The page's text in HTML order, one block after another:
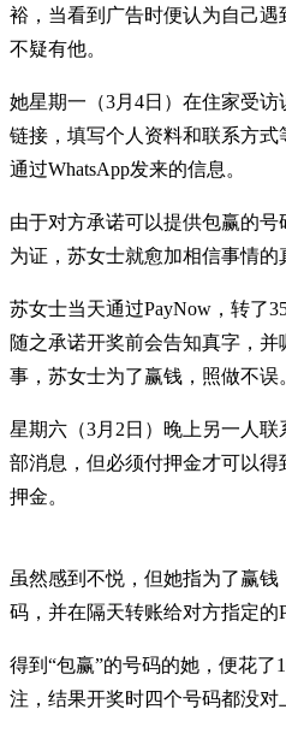
裕，当看到广告时便认为自己遇
不疑有他。
她星期一（3月4日）在住家受
链接，填写个人资料和联系方
通过WhatsApp发来的信息。
由于对方承诺可以提供包赢的
为证，苏女士就愈加相信事情的
苏女士当天通过PayNow，转了
随之承诺开奖前会告知真字，
事，苏女士为了赢钱，照做不误
星期六（3月2日）晚上另一人
部消息，但必须付押金才可以
押金。
虽然感到不悦，但她指为了赢钱
码，并在隔天转账给对方指定的
得到“包赢”的号码的她，便花了
注，结果开奖时四个号码都没对